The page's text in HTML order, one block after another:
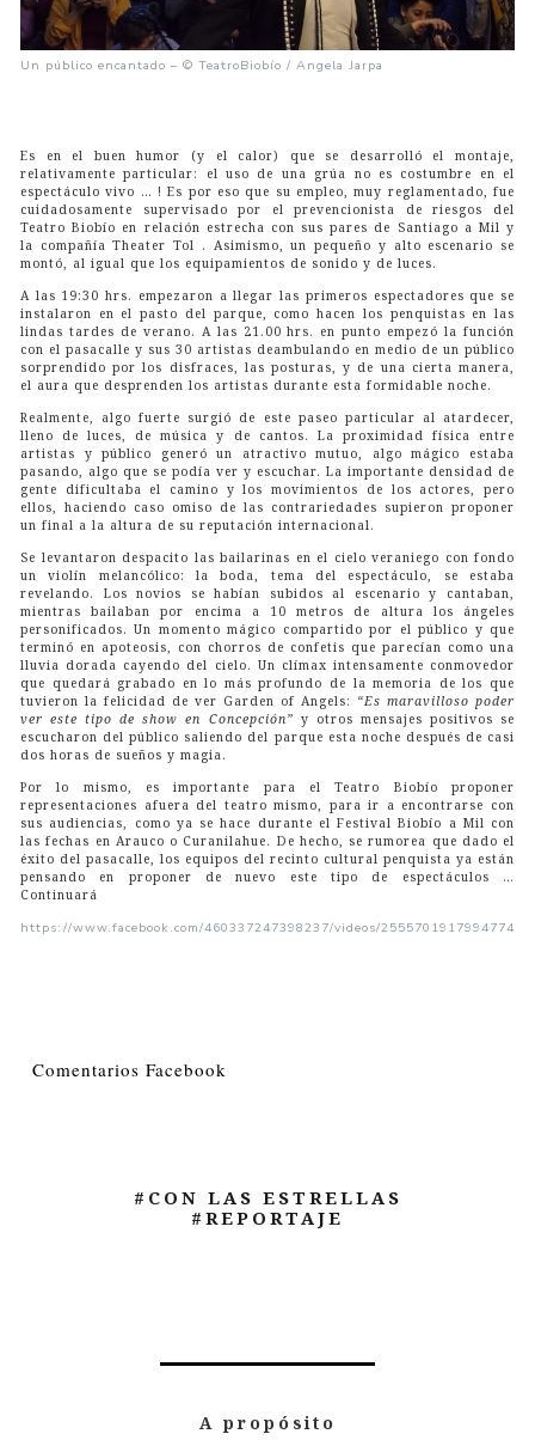
Un público encantado – © TeatroBiobío / Angela Jarpa
Es en el buen humor (y el calor) que se desarrolló el montaje,
relativamente particular: el uso de una grúa no es costumbre en el
espectáculo vivo … ! Es por eso que su empleo, muy reglamentado, fue
cuidadosamente supervisado por el prevencionista de riesgos del
Teatro Biobío en relación estrecha con sus pares de Santiago a Mil y
la compañía Theater Tol . Asimismo, un pequeño y alto escenario se
montó, al igual que los equipamientos de sonido y de luces.
A las 19:30 hrs. empezaron a llegar las primeros espectadores que se
instalaron en el pasto del parque, como hacen los penquistas en las
lindas tardes de verano. A las 21.00 hrs. en punto empezó la función
con el pasacalle y sus 30 artistas deambulando en medio de un público
sorprendido por los disfraces, las posturas, y de una cierta manera,
el aura que desprenden los artistas durante esta formidable noche.
Realmente, algo fuerte surgió de este paseo particular al atardecer,
lleno de luces, de música y de cantos. La proximidad física entre
artistas y público generó un atractivo mutuo, algo mágico estaba
pasando, algo que se podía ver y escuchar. La importante densidad de
gente dificultaba el camino y los movimientos de los actores, pero
ellos, haciendo caso omiso de las contrariedades supieron proponer
un final a la altura de su reputación internacional.
Se levantaron despacito las bailarinas en el cielo veraniego con fondo
un violín melancólico: la boda, tema del espectáculo, se estaba
revelando. Los novios se habían subidos al escenario y cantaban,
mientras bailaban por encima a 10 metros de altura los ángeles
personificados. Un momento mágico compartido por el público y que
terminó en apoteosis, con chorros de confetis que parecían como una
lluvia dorada cayendo del cielo. Un clímax intensamente conmovedor
que quedará grabado en lo más profundo de la memoria de los que
tuvieron la felicidad de ver Garden of Angels: “Es maravilloso poder
ver este tipo de show en Concepción” y otros mensajes positivos se
escucharon del público saliendo del parque esta noche después de casi
dos horas de sueños y magia.
Por lo mismo, es importante para el Teatro Biobío proponer
representaciones afuera del teatro mismo, para ir a encontrarse con
sus audiencias, como ya se hace durante el Festival Biobío a Mil con
las fechas en Arauco o Curanilahue. De hecho, se rumorea que dado el
éxito del pasacalle, los equipos del recinto cultural penquista ya están
pensando en proponer de nuevo este tipo de espectáculos …
Continuará
https://www.facebook.com/460337247398237/videos/2555701917994774
Comentarios Facebook
#CON LAS ESTRELLAS
#REPORTAJE
A propósito